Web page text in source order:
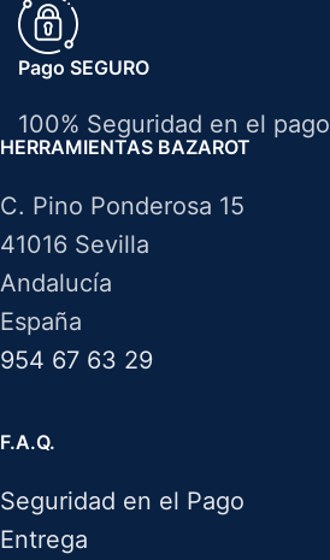
Pago SEGURO
100% Seguridad en el pago
HERRAMIENTAS BAZAROT
C. Pino Ponderosa 15
41016 Sevilla
Andalucía
España
954 67 63 29
F.A.Q.
Seguridad en el Pago
Entrega